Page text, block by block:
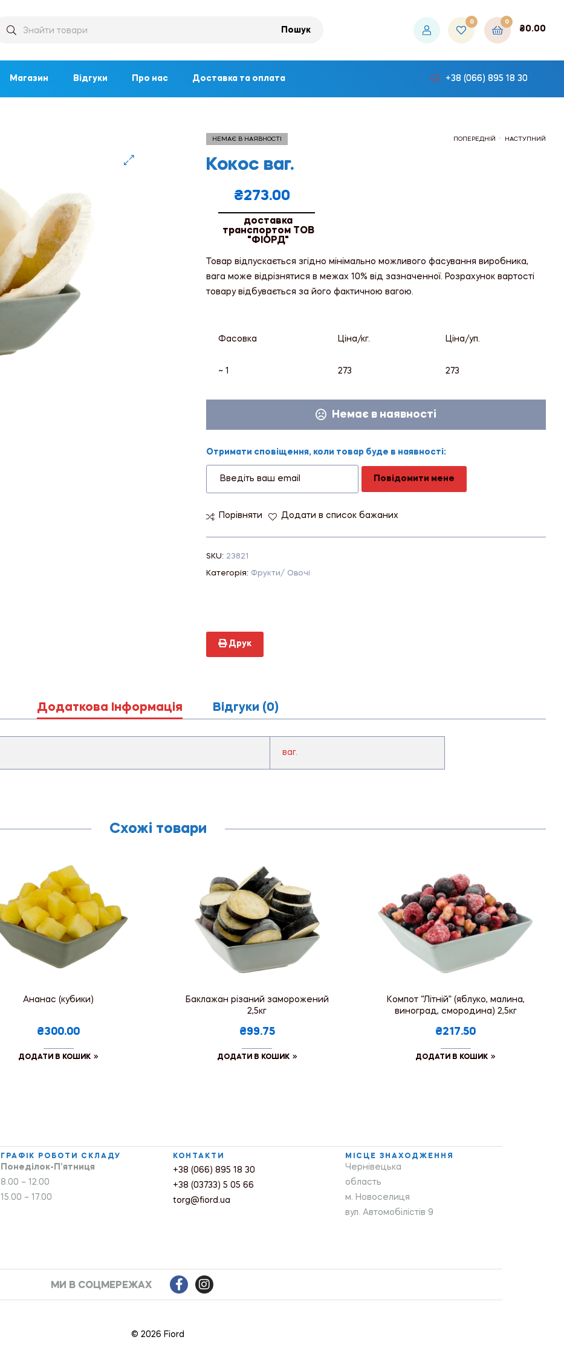
Пошук
0 0
₴0.00
Магазин Відгуки Про нас Доставка та оплата +38 (066) 895 18 30
ПОПЕРЕДНІЙ НАСТУПНИЙ
НЕМАЄ В НАЯВНОСТІ
Кокос ваг.
₴273.00
доставка
транспортом ТОВ
"ФІОРД"
Товар відпускається згідно мінімально можливого фасування виробника,
вага може відрізнятися в межах 10% від зазначенної. Розрахунок вартості
товару відбувається за його фактичною вагою.
Фасовка Ціна/кг. Ціна/уп.
~ 1 273 273
Немає в наявності
Отримати сповіщення, коли товар буде в наявності:
Повідомити мене
Порівняти Додати в список бажаних
SKU: 23821
Категорія: Фрукти/ Овочі
Друк
Додаткова Інформація Відгуки (0)
ваг.
Схожі товари
Ананас (кубики)
₴300.00
ДОДАТИ В КОШИК
Баклажан різаний заморожений
2,5кг
₴99.75
ДОДАТИ В КОШИК
Компот “Літній” (яблуко, малина,
виноград, смородина) 2,5кг
₴217.50
ДОДАТИ В КОШИК
ГРАФІК РОБОТИ СКЛАДУ
Понеділок-П’ятниця
8.00 – 12.00
15.00 – 17.00
КОНТАКТИ
+38 (066) 895 18 30
+38 (03733) 5 05 66
torg@fiord.ua
МІСЦЕ ЗНАХОДЖЕННЯ
Чернівецька
область
м. Новоселиця
вул. Автомобілістів 9
МИ В СОЦМЕРЕЖАХ
© 2026 Fiord